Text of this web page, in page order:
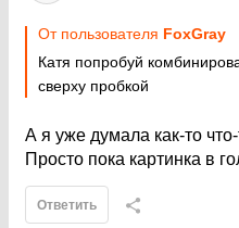
От пользователя FoxGray
Катя попробуй
сверху пробкой
А я уже думала как-то
Просто пока картинка в
Ответить